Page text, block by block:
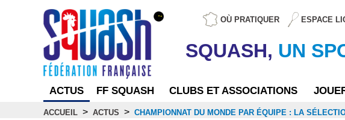
OÙ PRATIQUER ESPACE
SQUASH, UN
ACTUS FF SQUASH CLUBS ET ASSOCIATIONS
ACCUEIL > ACTUS > CHAMPIONNAT DU MONDE PAR ÉQUIPE : LA